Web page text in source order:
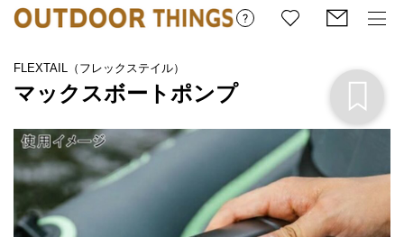
FLEXTAIL（フレックステイル）
マックスボートポンプ